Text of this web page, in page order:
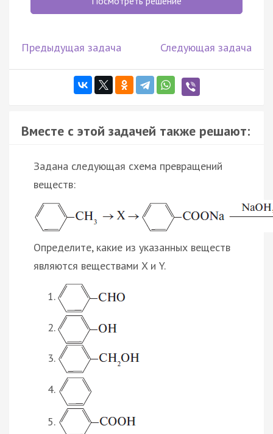
Предыдущая задача Следующая задача
Вместе с этой задачей также решают:
Задана следующая схема превращений
веществ:
Определите, какие из указанных веществ
являются веществами X и Y.